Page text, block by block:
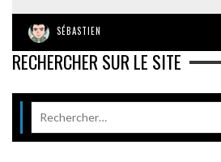
SÉBASTIEN
RECHERCHER SUR LE SITE